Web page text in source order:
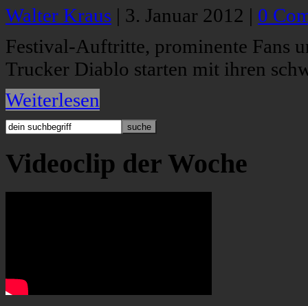
Walter Kraus | 3. Januar 2012 | 0
Festival-Auftritte, prominente Fans
Trucker Diablo starten mit ihren
Weiterlesen
Videoclip der Woche